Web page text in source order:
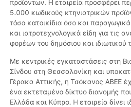
προϊόντων. Η εταιρεία προσφέρει
5.000 κωδικούς κτηνιατρικών
τόσο κατοικίδια όσο και
και ιατροτεχνολογικά είδη για τις
φορέων του δημόσιου και ιδιωτικού
Με κεντρικές εγκαταστάσεις στη
Σίνδου στη Θεσσαλονίκη και
Γέρακα Αττικής, η Τσόκανος ΑΒΕΕ
ένα εκτεταμένο δίκτυο διανομής
Ελλάδα και Κύπρο. Η εταιρεία δίνει